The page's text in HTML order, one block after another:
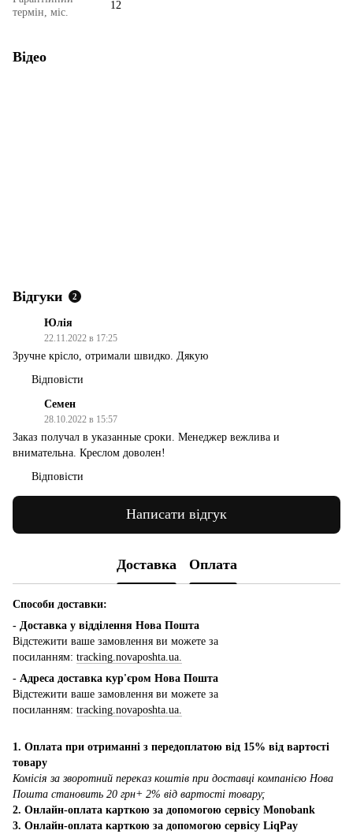
термін, міс.
12
Відео
Відгуки 2
Юлія
22.11.2022 в 17:25
Зручне крісло, отримали швидко. Дякую
Відповісти
Семен
28.10.2022 в 15:57
Заказ получал в указанные сроки. Менеджер вежлива и
внимательна. Креслом доволен!
Відповісти
Написати відгук
Доставка Оплата
Способи доставки:
- Доставка у відділення Нова Пошта
Відстежити ваше замовлення ви можете за
посиланням: tracking.novaposhta.ua.
- Адреса доставка кур'єром Нова Пошта
Відстежити ваше замовлення ви можете за
посиланням: tracking.novaposhta.ua.
1. Оплата при отриманні з передоплатою від 15% від вартості
товару
Комісія за зворотний переказ коштів при доставці компанією Нова
Пошта становить 20 грн+ 2% від вартості товару;
2. Онлайн-оплата карткою за допомогою сервісу Monobank
3. Онлайн-оплата карткою за допомогою сервісу LiqPay